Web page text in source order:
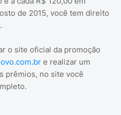
de 2015, você tem direito
o site oficial da promoção
e realizar um
prêmios, no site você